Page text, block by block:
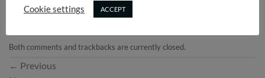
Both comments and trackbacks are currently closed.
← Previous
Cookie settings ACCEPT